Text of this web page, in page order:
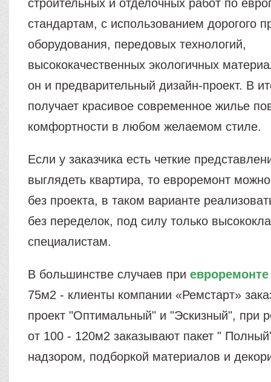
строительных и отделочных работ по
стандартам, с использованием дорогого
оборудования, передовых технологий,
высококачественных экологичных
он и предварительный дизайн-проект. В
получает красивое современное жилье
комфортности в любом желаемом стиле.
Если у заказчика есть четкие
выглядеть квартира, то евроремонт
без проекта, в таком варианте
без переделок, под силу только
специалистам.
В большинстве случаев приевроремонте
75м2 - клиенты компании «Ремстарт»
проект "Оптимальный" и "Эскизный", при
от 100 - 120м2 заказывают пакет "
надзором, подборкой материалов и